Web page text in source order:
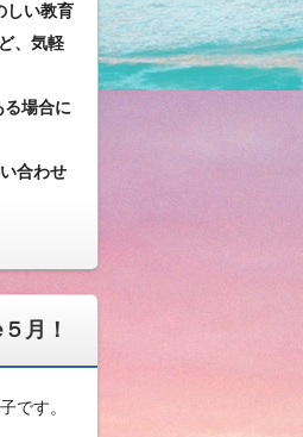
しい教育
、気軽
場合に
合わせ
月！
です。